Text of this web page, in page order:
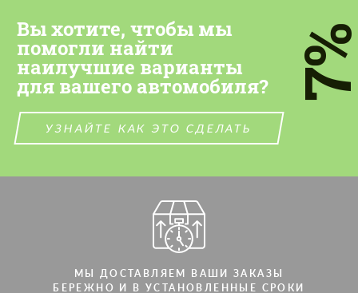
Вы хотите, чтобы мы
помогли найти
наилучшие варианты
для вашего автомобиля?
УЗНАЙТЕ КАК ЭТО СДЕЛАТЬ
МЫ ДОСТАВЛЯЕМ ВАШИ ЗАКАЗЫ
БЕРЕЖНО И В УСТАНОВЛЕННЫЕ СРОКИ